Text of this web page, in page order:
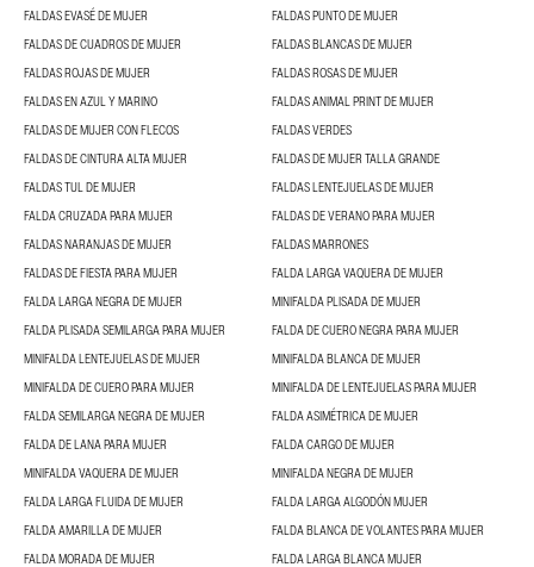
FALDAS EVASÉ DE MUJER
FALDAS PUNTO DE MUJER
FALDAS DE CUADROS DE MUJER
FALDAS BLANCAS DE MUJER
FALDAS ROJAS DE MUJER
FALDAS ROSAS DE MUJER
FALDAS EN AZUL Y MARINO
FALDAS ANIMAL PRINT DE MUJER
FALDAS DE MUJER CON FLECOS
FALDAS VERDES
FALDAS DE CINTURA ALTA MUJER
FALDAS DE MUJER TALLA GRANDE
FALDAS TUL DE MUJER
FALDAS LENTEJUELAS DE MUJER
FALDA CRUZADA PARA MUJER
FALDAS DE VERANO PARA MUJER
FALDAS NARANJAS DE MUJER
FALDAS MARRONES
FALDAS DE FIESTA PARA MUJER
FALDA LARGA VAQUERA DE MUJER
FALDA LARGA NEGRA DE MUJER
MINIFALDA PLISADA DE MUJER
FALDA PLISADA SEMILARGA PARA MUJER
FALDA DE CUERO NEGRA PARA MUJER
MINIFALDA LENTEJUELAS DE MUJER
MINIFALDA BLANCA DE MUJER
MINIFALDA DE CUERO PARA MUJER
MINIFALDA DE LENTEJUELAS PARA MUJER
FALDA SEMILARGA NEGRA DE MUJER
FALDA ASIMÉTRICA DE MUJER
FALDA DE LANA PARA MUJER
FALDA CARGO DE MUJER
MINIFALDA VAQUERA DE MUJER
MINIFALDA NEGRA DE MUJER
FALDA LARGA FLUIDA DE MUJER
FALDA LARGA ALGODÓN MUJER
FALDA AMARILLA DE MUJER
FALDA BLANCA DE VOLANTES PARA MUJER
FALDA MORADA DE MUJER
FALDA LARGA BLANCA MUJER